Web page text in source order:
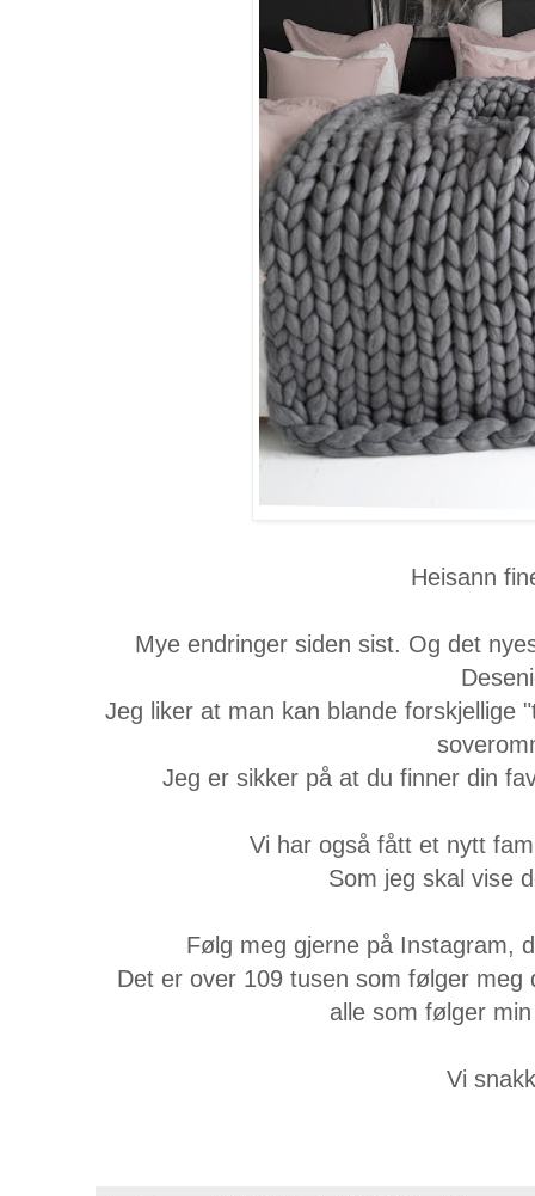
Heisann
Mye endringer siden sist. Og det
Jeg liker at man kan blande forskjellige
Jeg er sikker på at du finner din
Vi har også fått et nytt
Som jeg skal vise
Følg meg gjerne på Instagram,
Det er over 109 tusen som følger
alle som følger
Vi